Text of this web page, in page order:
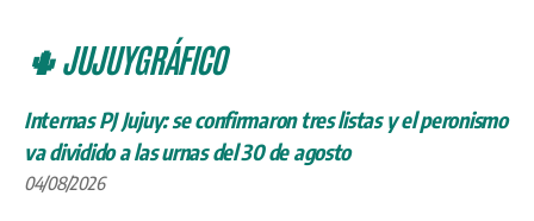
🌵 JUJUYGRÁFICO
Internas PJ Jujuy: se confirmaron tres listas y el peronismo
va dividido a las urnas del 30 de agosto
04/08/2026